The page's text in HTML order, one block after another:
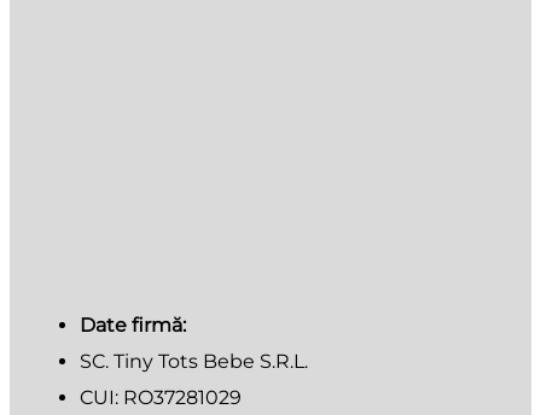
Date firmă:
SC. Tiny Tots Bebe S.R.L.
CUI: RO37281029